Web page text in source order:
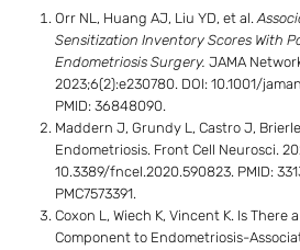
Orr NL, Huang AJ, Liu YD, et al.
Sensitization Inventory Scores With
Endometriosis Surgery. JAMA
2023;6(2):e230780. DOI: 10.1001/
PMID: 36848090.
Maddern J, Grundy L, Castro J,
Endometriosis. Front Cell Neurosci.
10.3389/fncel.2020.590823. PMID:
PMC7573391.
Coxon L, Wiech K, Vincent K. Is There
Component to Endometriosis-